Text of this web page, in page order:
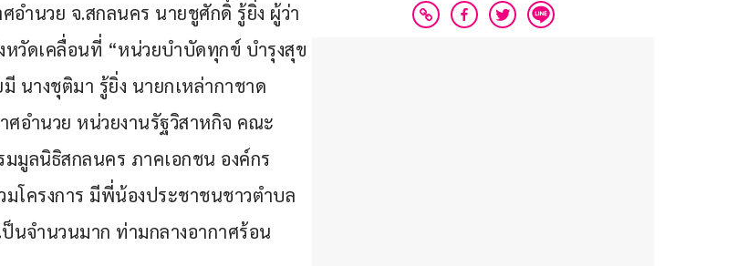
อำนวย จ.สกลนคร นายชูศักดิ์ รู้ยิ่ง ผู้ว่า
หวัดเคลื่อนที่ “หน่วยบำบัดทุกข์ บำรุงสุข
นางชุติมา รู้ยิ่ง นายกเหล่ากาชาด
ศอำนวย หน่วยงานรัฐวิสาหกิจ คณะ
มมูลนิธิสกลนคร ภาคเอกชน องค์กร
โครงการ มีพี่น้องประชาชนชาวตำบล
นจำนวนมาก ท่ามกลางอากาศร้อน